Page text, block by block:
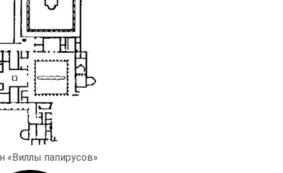
«Виллы папирусов»